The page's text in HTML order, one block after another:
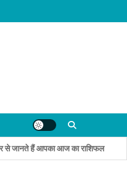
आज का राशिफल जामिया